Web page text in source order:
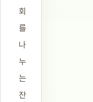
회
를
나
누
는
잔